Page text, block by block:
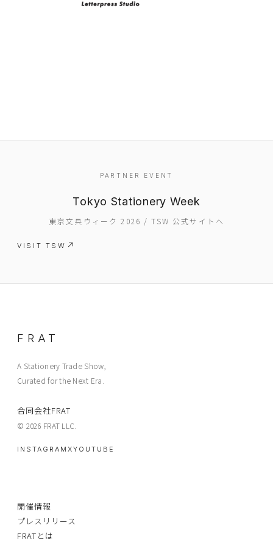
PRESS
BOOSTER
ABOUT
PARTNER EVENT
Tokyo Stationery Week
東京文具ウィーク 2026 / TSW 公式サイトへ
VISIT TSW
FRAT
A Stationery Trade Show,
Curated for the Next Era.
合同会社FRAT
© 2026 FRAT LLC.
INSTAGRAM XYOUTUBE
開催情報
プレスリリース
FRATとは